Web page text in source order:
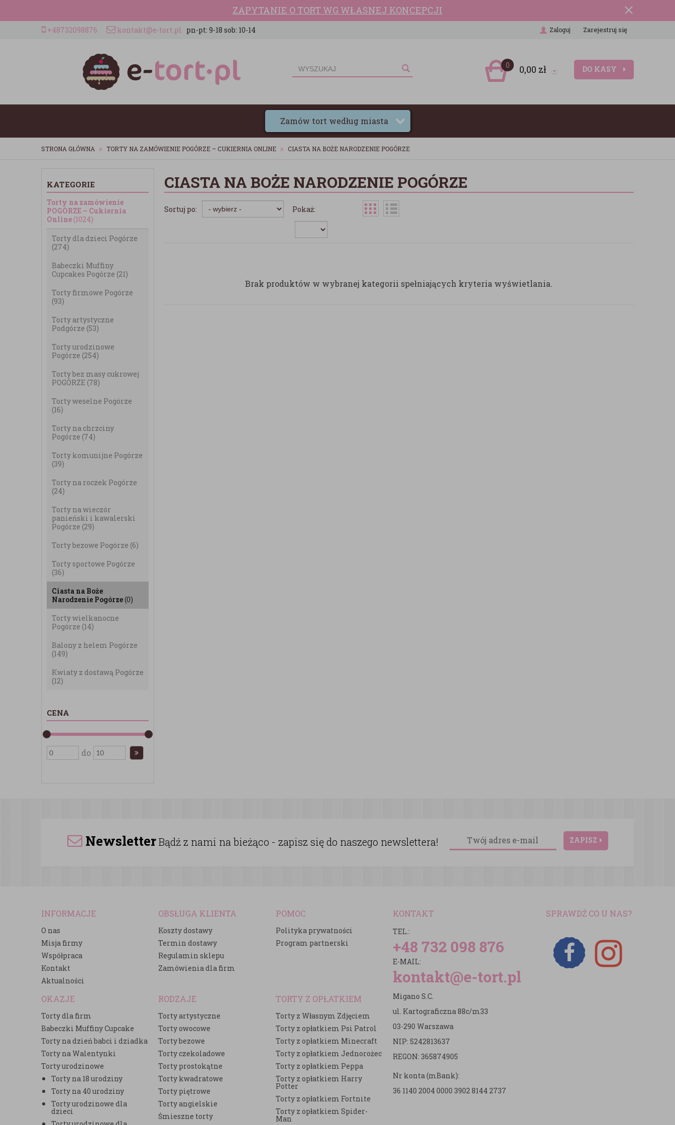
ZAPYTANIE O TORT WG WŁASNEJ KONCEPCJI
+48732098876 kontakt@e-tort.pl pn-pt: 9-18 sob: 10-14 Zaloguj Zarejestruj się
0 0,00 zł DO KASY
Zamów tort według miasta
STRONA GŁÓWNA TORTY NA ZAMÓWIENIE POGÓRZE – CUKIERNIA ONLINE CIASTA NA BOŻE NARODZENIE POGÓRZE
KATEGORIE
Torty na zamówienie
POGÓRZE – Cukiernia
Online (1024)
Torty dla dzieci Pogórze
(274)
Babeczki Muffiny
Cupcakes Pogórze (21)
Torty firmowe Pogórze
(93)
Torty artystyczne
Podgórze (53)
Torty urodzinowe
Pogórze (254)
Torty bez masy cukrowej
POGÓRZE (78)
Torty weselne Pogórze
(16)
Torty na chrzciny
Pogórze (74)
Torty komunijne Pogórze
(39)
Torty na roczek Pogórze
(24)
Torty na wieczór
panieński i kawalerski
Pogórze (29)
Torty bezowe Pogórze (6)
Torty sportowe Pogórze
(36)
Ciasta na Boże
Narodzenie Pogórze(0)
Torty wielkanocne
Pogórze (14)
Balony z helem Pogórze
(149)
Kwiaty z dostawą Pogórze
(12)
CENA
do
CIASTA NA BOŻE NARODZENIE POGÓRZE
Sortuj po: Pokaż:
Brak produktów w wybranej kategorii spełniających kryteria wyświetlania.
NewsletterBądź z nami na bieżąco - zapisz się do naszego newslettera! ZAPISZ
INFORMACJE
O nas
Misja firmy
Współpraca
Kontakt
Aktualności
OBSŁUGA KLIENTA
Koszty dostawy
Termin dostawy
Regulamin sklepu
Zamówienia dla firm
POMOC
Polityka prywatności
Program partnerski
OKAZJE
Torty dla firm
Babeczki Muffiny Cupcake
Torty na dzień babci i dziadka
Torty na Walentynki
Torty urodzinowe
Torty na 18 urodziny
Torty na 40 urodziny
Torty urodzinowe dla
dzieci
RODZAJE
Torty artystyczne
Torty owocowe
Torty bezowe
Torty czekoladowe
Torty prostokątne
Torty kwadratowe
Torty piętrowe
Torty angielskie
Śmieszne torty
TORTY Z OPŁATKIEM
Torty z Własnym Zdjęciem
Torty z opłatkiem Psi Patrol
Torty z opłatkiem Minecraft
Torty z opłatkiem Jednorożec
Torty z opłatkiem Peppa
Torty z opłatkiem Harry
Potter
Torty z opłatkiem Fortnite
Torty z opłatkiem Spider-
Man
KONTAKT
TEL.:
+48 732 098 876
E-MAIL:
kontakt@e-tort.pl
Migano S.C.
ul. Kartograficzna 88c/m33
03-290 Warszawa
NIP: 5242813637
REGON: 365874905
Nr konta (mBank):
36 1140 2004 0000 3902 8144 2737
SPRAWDŹ CO U NAS?